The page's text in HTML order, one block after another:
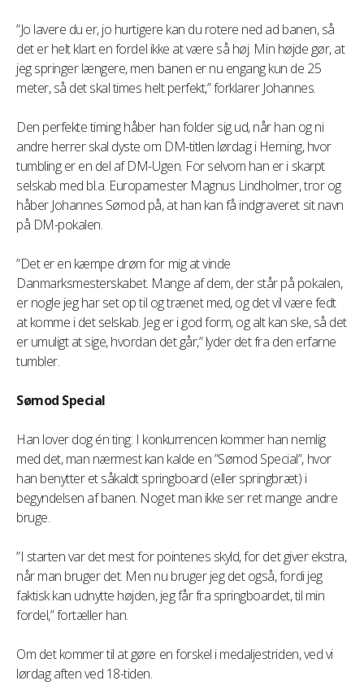
”Jo lavere du er, jo hurtigere kan du rotere ned ad banen, så
det er helt klart en fordel ikke at være så høj. Min højde gør, at
jeg springer længere, men banen er nu engang kun de 25
meter, så det skal times helt perfekt,” forklarer Johannes.
Den perfekte timing håber han folder sig ud, når han og ni
andre herrer skal dyste om DM-titlen lørdag i Herning, hvor
tumbling er en del af DM-Ugen. For selvom han er i skarpt
selskab med bl.a. Europamester Magnus Lindholmer, tror og
håber Johannes Sømod på, at han kan få indgraveret sit navn
på DM-pokalen.
”Det er en kæmpe drøm for mig at vinde
Danmarksmesterskabet. Mange af dem, der står på pokalen,
er nogle jeg har set op til og trænet med, og det vil være fedt
at komme i det selskab. Jeg er i god form, og alt kan ske, så det
er umuligt at sige, hvordan det går,” lyder det fra den erfarne
tumbler.
Sømod Special
Han lover dog én ting: I konkurrencen kommer han nemlig
med det, man nærmest kan kalde en ”Sømod Special”, hvor
han benytter et såkaldt springboard (eller springbræt) i
begyndelsen af banen. Noget man ikke ser ret mange andre
bruge.
”I starten var det mest for pointenes skyld, for det giver ekstra,
når man bruger det. Men nu bruger jeg det også, fordi jeg
faktisk kan udnytte højden, jeg får fra springboardet, til min
fordel,” fortæller han.
Om det kommer til at gøre en forskel i medaljestriden, ved vi
lørdag aften ved 18-tiden.